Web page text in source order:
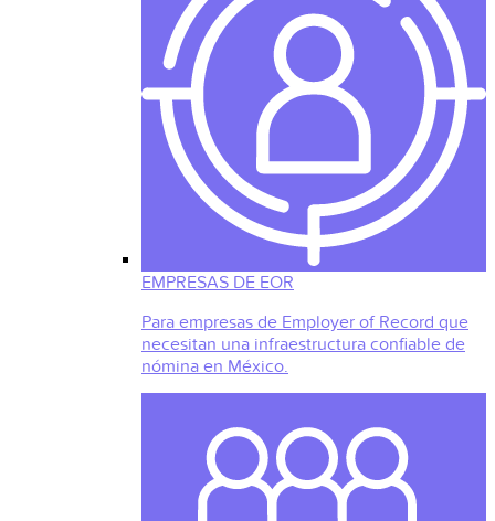
EMPRESAS DE EOR
Para empresas de Employer of Record que
necesitan una infraestructura confiable de
nómina en México.